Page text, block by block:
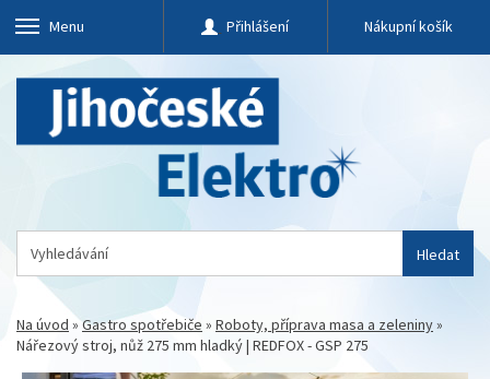
Menu Přihlášení Nákupní košík
Hledat
Na úvod »Gastro spotřebiče » Roboty, příprava masa a zeleniny»
Nářezový stroj, nůž 275 mm hladký | REDFOX - GSP 275